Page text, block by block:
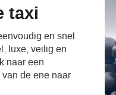
taxi
en snel
luxe, veilig en
naar een
de ene naar